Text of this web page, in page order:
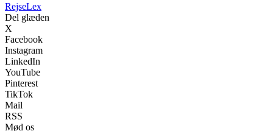
RejseLex
Del glæden
X
Facebook
Instagram
LinkedIn
YouTube
Pinterest
TikTok
Mail
RSS
Mød os